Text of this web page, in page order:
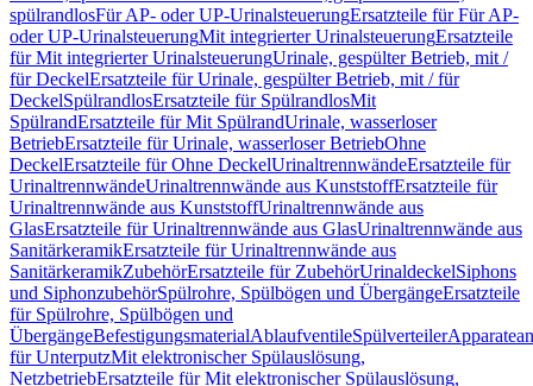
spülrandlosFür AP- oder UP-UrinalsteuerungErsatzteile für Für AP-
oder UP-UrinalsteuerungMit integrierter UrinalsteuerungErsatzteile
für Mit integrierter UrinalsteuerungUrinale, gespülter Betrieb, mit /
für DeckelErsatzteile für Urinale, gespülter Betrieb, mit / für
DeckelSpülrandlosErsatzteile für SpülrandlosMit
SpülrandErsatzteile für Mit SpülrandUrinale, wasserloser
BetriebErsatzteile für Urinale, wasserloser BetriebOhne
DeckelErsatzteile für Ohne DeckelUrinaltrennwändeErsatzteile für
UrinaltrennwändeUrinaltrennwände aus KunststoffErsatzteile für
Urinaltrennwände aus KunststoffUrinaltrennwände aus
GlasErsatzteile für Urinaltrennwände aus GlasUrinaltrennwände aus
SanitärkeramikErsatzteile für Urinaltrennwände aus
SanitärkeramikZubehörErsatzteile für ZubehörUrinaldeckelSiphons
und SiphonzubehörSpülrohre, Spülbögen und ÜbergängeErsatzteile
für Spülrohre, Spülbögen und
ÜbergängeBefestigungsmaterialAblaufventileSpülverteiler
für UnterputzMit elektronischer Spülauslösung,
NetzbetriebErsatzteile für Mit elektronischer Spülauslösung,